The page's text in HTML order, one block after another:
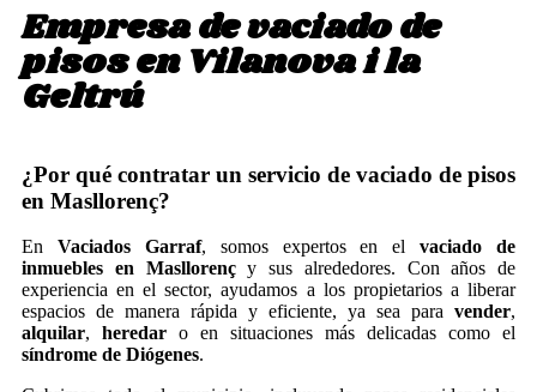
Empresa de vaciado de
pisos en Vilanova i la
Geltrú
¿Por qué contratar un servicio de vaciado de pisos
en Masllorenç?
En Vaciados Garraf, somos expertos en elvaciado de
inmuebles en Masllorençy sus alrededores. Con años de
experiencia en el sector, ayudamos a los propietarios a liberar
espacios de manera rápida y eficiente, ya sea para vender,
alquilar, heredar o en situaciones más delicadas como el
síndrome de Diógenes.